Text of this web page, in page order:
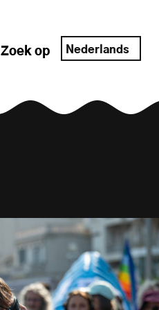
Zoek op Nederlands